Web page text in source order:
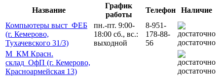
Название
График
работы
Телефон
Наличие
Компьютеры выст_ФЕБ
(г. Кемерово,
Тухачевского 31/3)
пн.-пт. 9:00-
18:00 сб., вс.:
выходной
8-951-
178-88-
56
достаточно
М_КМ Красн.
склад_ОфП (г. Кемерово,
Красноармейская 13)
достаточно